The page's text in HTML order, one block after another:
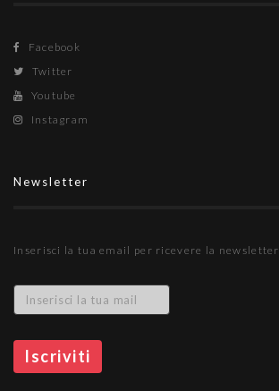
Facebook
Twitter
Youtube
Instagram
Newsletter
Inserisci la tua email per ricevere la newsletter